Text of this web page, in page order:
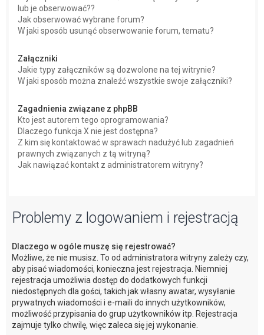
lub je obserwować??
Jak obserwować wybrane forum?
W jaki sposób usunąć obserwowanie forum, tematu?
Załączniki
Jakie typy załączników są dozwolone na tej witrynie?
W jaki sposób można znaleźć wszystkie swoje załączniki?
Zagadnienia związane z phpBB
Kto jest autorem tego oprogramowania?
Dlaczego funkcja X nie jest dostępna?
Z kim się kontaktować w sprawach nadużyć lub zagadnień
prawnych związanych z tą witryną?
Jak nawiązać kontakt z administratorem witryny?
Problemy z logowaniem i rejestracją
Dlaczego w ogóle muszę się rejestrować?
Możliwe, że nie musisz. To od administratora witryny zależy czy,
aby pisać wiadomości, konieczna jest rejestracja. Niemniej
rejestracja umożliwia dostęp do dodatkowych funkcji
niedostępnych dla gości, takich jak własny awatar, wysyłanie
prywatnych wiadomości i e-maili do innych użytkowników,
możliwość przypisania do grup użytkowników itp. Rejestracja
zajmuje tylko chwilę, więc zaleca się jej wykonanie.